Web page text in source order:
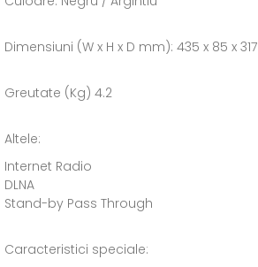
Dimensiuni (W x H x D mm): 435 x 85 x 317
Greutate (Kg) 4.2
Altele:
Internet Radio
DLNA
Stand-by Pass Through
Caracteristici speciale: